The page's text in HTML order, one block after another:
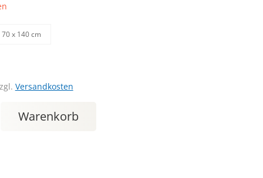
70 х 140 cm
Versandkosten
Warenkorb